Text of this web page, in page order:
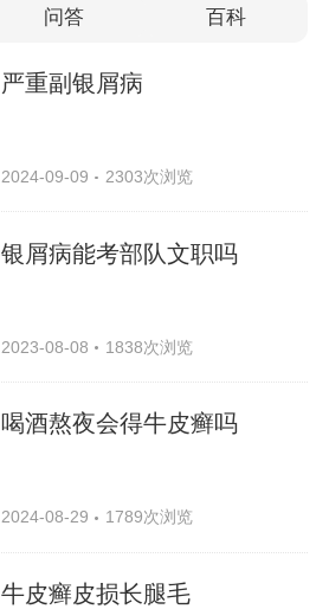
问答 百科
严重副银屑病
2024-09-09 2303次浏览
银屑病能考部队文职吗
2023-08-08 1838次浏览
喝酒熬夜会得牛皮癣吗
2024-08-29 1789次浏览
牛皮癣皮损长腿毛